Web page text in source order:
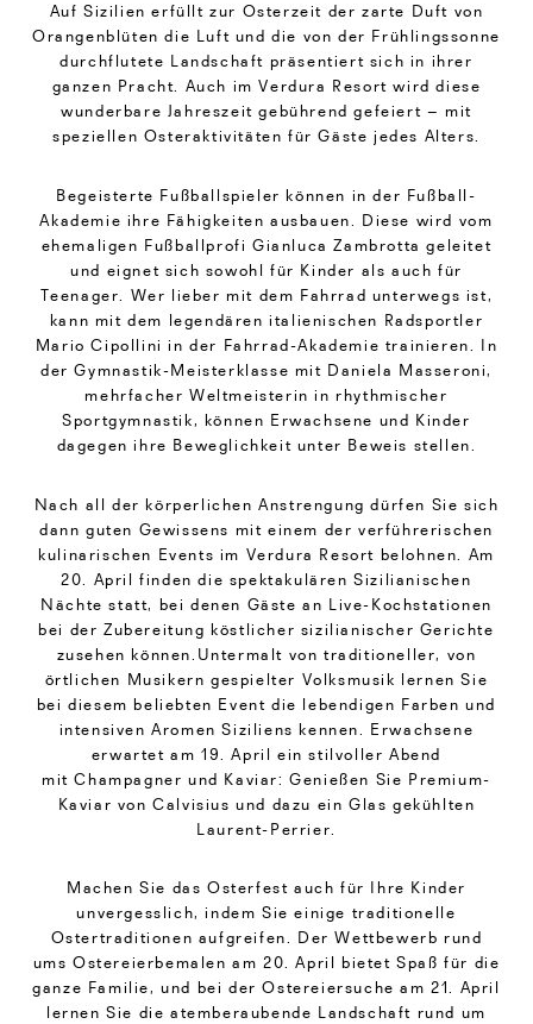
Auf Sizilien erfüllt zur Osterzeit der zarte Duft von
Orangenblüten die Luft und die von der Frühlingssonne
durchflutete Landschaft präsentiert sich in ihrer
ganzen Pracht. Auch im Verdura Resort wird diese
wunderbare Jahreszeit gebührend gefeiert – mit
speziellen Osteraktivitäten für Gäste jedes Alters.
Begeisterte Fußballspieler können in der Fußball-
Akademie ihre Fähigkeiten ausbauen. Diese wird vom
ehemaligen Fußballprofi Gianluca Zambrotta geleitet
und eignet sich sowohl für Kinder als auch für
Teenager. Wer lieber mit dem Fahrrad unterwegs ist,
kann mit dem legendären italienischen Radsportler
Mario Cipollini in der Fahrrad-Akademie trainieren. In
der Gymnastik-Meisterklasse mit Daniela Masseroni,
mehrfacher Weltmeisterin in rhythmischer
Sportgymnastik, können Erwachsene und Kinder
dagegen ihre Beweglichkeit unter Beweis stellen.
Nach all der körperlichen Anstrengung dürfen Sie sich
dann guten Gewissens mit einem der verführerischen
kulinarischen Events im Verdura Resort belohnen. Am
20. April finden die spektakulären Sizilianischen
Nächte statt, bei denen Gäste an Live-Kochstationen
bei der Zubereitung köstlicher sizilianischer Gerichte
zusehen können.Untermalt von traditioneller, von
örtlichen Musikern gespielter Volksmusik lernen Sie
bei diesem beliebten Event die lebendigen Farben und
intensiven Aromen Siziliens kennen. Erwachsene
erwartet am 19. April ein stilvoller Abend
mit Champagner und Kaviar: Genießen Sie Premium-
Kaviar von Calvisius und dazu ein Glas gekühlten
Laurent-Perrier.
Machen Sie das Osterfest auch für Ihre Kinder
unvergesslich, indem Sie einige traditionelle
Ostertraditionen aufgreifen. Der Wettbewerb rund
ums Ostereierbemalen am 20. April bietet Spaß für die
ganze Familie, und bei der Ostereiersuche am 21. April
lernen Sie die atemberaubende Landschaft rund um